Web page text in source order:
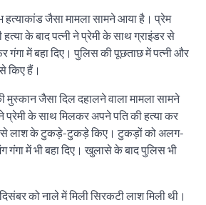
जैसा मामला सामने आया है। प्रेम
के बाद पत्नी ने प्रेमी के साथ ग्राइंडर से
में बहा दिए। पुलिस की पूछताछ में पत्नी और
किए हैं।
जैसा दिल दहालने वाला मामला सामने
प्रेमी के साथ मिलकर अपने पति की हत्या कर
से लाश के टुकड़े-टुकड़े किए। टुकड़ों को अलग-
में भी बहा दिए। खुलासे के बाद पुलिस भी
को नाले में मिली सिरकटी लाश मिली थी।